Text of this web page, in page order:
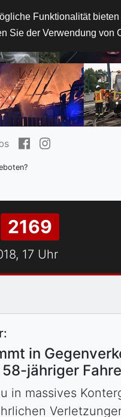
Funktionalität
Sie der Verwendung von
2169
17 Uhr
in
jähriger
in massives